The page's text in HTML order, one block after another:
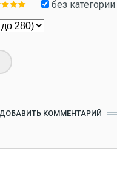
без категории
ДОБАВИТЬ КОММЕНТАРИЙ